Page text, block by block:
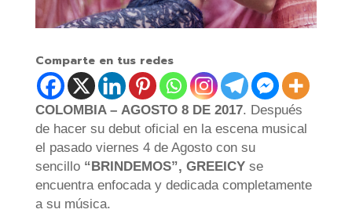
Comparte en tus redes
COLOMBIA – AGOSTO 8 DE 2017. Después
de hacer su debut oficial en la escena musical
el pasado viernes 4 de Agosto con su
sencillo “BRINDEMOS”, GREEICY se
encuentra enfocada y dedicada completamente
a su música.